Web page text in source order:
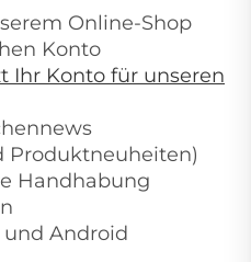
Online-Shop
Konto
Ihr Konto für unseren
Produktneuheiten)
Handhabung
Android